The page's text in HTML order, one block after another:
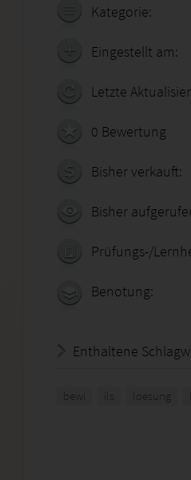
Kategorie:
Eingestellt am:
Letzte
0 Bewertung
Bisher verkauft:
Bisher
Prüfungs-/
Benotung:
Enthaltene
bewi ils loesung